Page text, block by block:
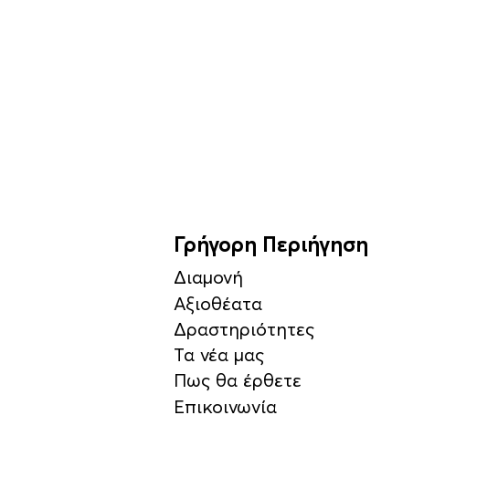
Γρήγορη Περιήγηση
Διαμονή
Αξιοθέατα
Δραστηριότητες
Τα νέα μας
Πως θα έρθετε
Επικοινωνία